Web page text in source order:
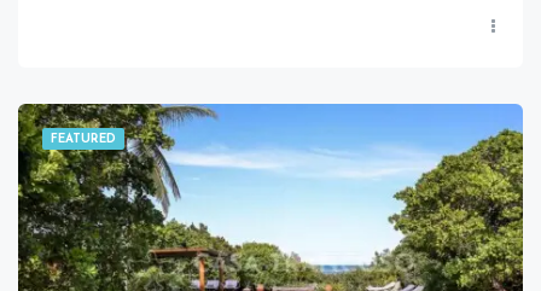
FEATURED